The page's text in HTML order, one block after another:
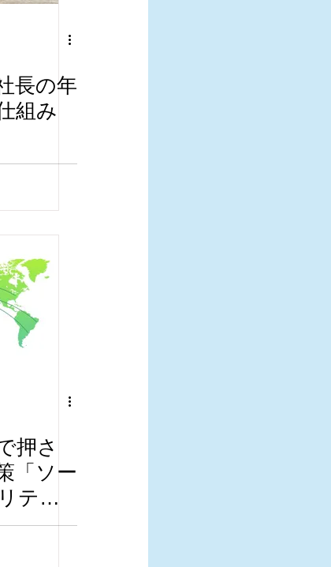
長の年
組み
押さ
「ソー
ティ
ト」